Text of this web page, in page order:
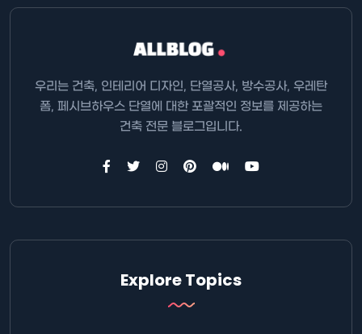
우리는 건축, 인테리어 디자인, 단열공사, 방수공사, 우레탄
폼, 페시브하우스 단열에 대한 포괄적인 정보를 제공하는
건축 전문 블로그입니다.
Explore Topics